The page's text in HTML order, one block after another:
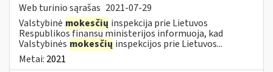
Web turinio sąrašas 2021-07-29
Valstybinė mokesčių inspekcija prie Lietuvos
Respublikos finansų ministerijos informuoja, kad
Valstybinės mokesčių inspekcijos prie Lietuvos...
Metai: 2021